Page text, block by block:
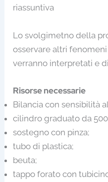
riassuntiva
Lo svolgimetno della
osservare altri
verranno interpretati e
Risorse necessarie
Bilancia con sensibilità
cilindro graduato da
sostegno con pinza;
tubo di plastica;
beuta;
tappo forato con